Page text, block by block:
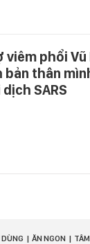
phổi Vũ
thân
SARS
DÙNG ĂN NGON